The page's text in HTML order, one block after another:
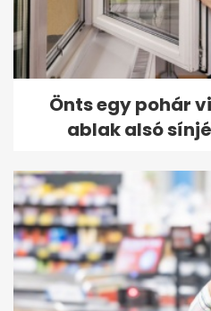
Önts egy pohár
ablak alsó